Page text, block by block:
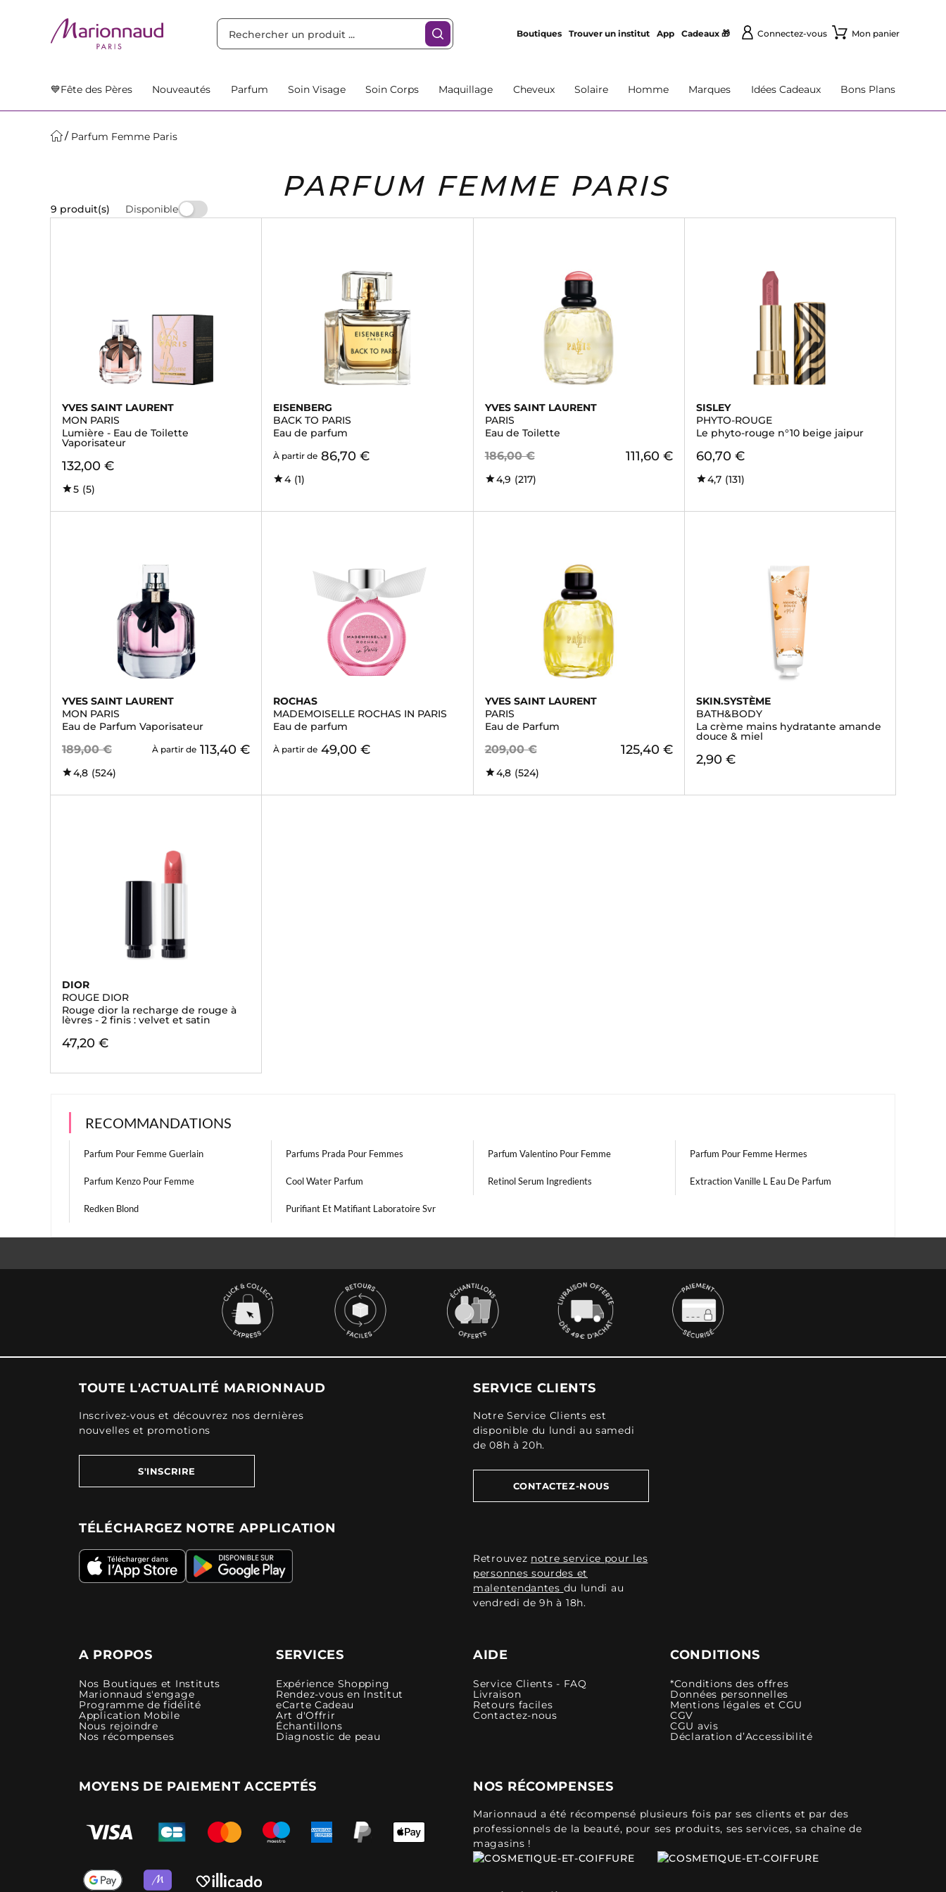
Boutiques Trouver un institut App Cadeaux 🎁 Connectez-vous Mon panier
💙Fête des Pères Nouveautés Parfum Soin Visage Soin Corps Maquillage Cheveux Solaire Homme Marques Idées Cadeaux Bons Plans
Parfum Femme Paris
PARFUM FEMME PARIS
9 produit(s) Disponible
YVES SAINT LAURENT
MON PARIS
Lumière - Eau de Toilette
Vaporisateur
132,00 €
5 (5)
EISENBERG
BACK TO PARIS
Eau de parfum
À partir de 86,70 €
4 (1)
YVES SAINT LAURENT
PARIS
Eau de Toilette
186,00 € 111,60 €
4,9 (217)
SISLEY
PHYTO-ROUGE
Le phyto-rouge n°10 beige jaipur
60,70 €
4,7 (131)
YVES SAINT LAURENT
MON PARIS
Eau de Parfum Vaporisateur
189,00 € À partir de 113,40 €
4,8 (524)
ROCHAS
MADEMOISELLE ROCHAS IN PARIS
Eau de parfum
À partir de 49,00 €
YVES SAINT LAURENT
PARIS
Eau de Parfum
209,00 € 125,40 €
4,8 (524)
SKIN.SYSTÈME
BATH&BODY
La crème mains hydratante amande
douce & miel
2,90 €
DIOR
ROUGE DIOR
Rouge dior la recharge de rouge à
lèvres - 2 finis : velvet et satin
47,20 €
RECOMMANDATIONS
Parfum Pour Femme Guerlain Parfums Prada Pour Femmes Parfum Valentino Pour Femme Parfum Pour Femme Hermes
Parfum Kenzo Pour Femme Cool Water Parfum Retinol Serum Ingredients Extraction Vanille L Eau De Parfum
Redken Blond Purifiant Et Matifiant Laboratoire Svr
TOUTE L'ACTUALITÉ MARIONNAUD
Inscrivez-vous et découvrez nos dernières
nouvelles et promotions
S'INSCRIRE
TÉLÉCHARGEZ NOTRE APPLICATION
SERVICE CLIENTS
Notre Service Clients est
disponible du lundi au samedi
de 08h à 20h.
CONTACTEZ-NOUS
Retrouvez notre service pour les
personnes sourdes et
malentendantes du lundi au
vendredi de 9h à 18h.
A PROPOS
Nos Boutiques et Instituts
Marionnaud s'engage
Programme de fidélité
Application Mobile
Nous rejoindre
Nos récompenses
SERVICES
Expérience Shopping
Rendez-vous en Institut
eCarte Cadeau
Art d'Offrir
Échantillons
Diagnostic de peau
AIDE
Service Clients - FAQ
Livraison
Retours faciles
Contactez-nous
CONDITIONS
*Conditions des offres
Données personnelles
Mentions légales et CGU
CGV
CGU avis
Déclaration d’Accessibilité
MOYENS DE PAIEMENT ACCEPTÉS NOS RÉCOMPENSES
Marionnaud a été récompensé plusieurs fois par ses clients et par des
professionnels de la beauté, pour ses produits, ses services, sa chaîne de
magasins !